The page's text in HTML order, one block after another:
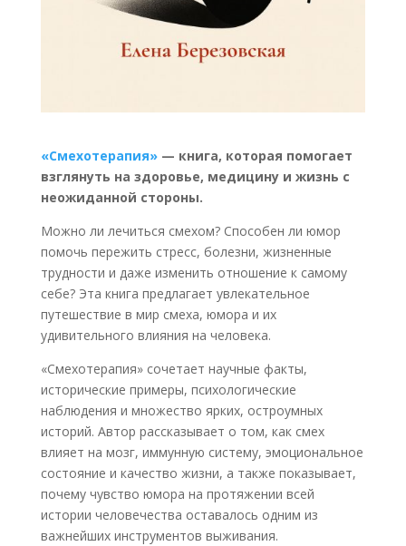
«Смехотерапия»— книга, которая помогает
взглянуть на здоровье, медицину и жизнь с
неожиданной стороны.
Можно ли лечиться смехом? Способен ли юмор
помочь пережить стресс, болезни, жизненные
трудности и даже изменить отношение к самому
себе? Эта книга предлагает увлекательное
путешествие в мир смеха, юмора и их
удивительного влияния на человека.
«Смехотерапия» сочетает научные факты,
исторические примеры, психологические
наблюдения и множество ярких, остроумных
историй. Автор рассказывает о том, как смех
влияет на мозг, иммунную систему, эмоциональное
состояние и качество жизни, а также показывает,
почему чувство юмора на протяжении всей
истории человечества оставалось одним из
важнейших инструментов выживания.